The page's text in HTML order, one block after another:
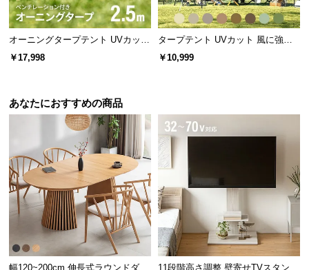
オーニングタープテント UVカット
風に強い 防水 新開発のブラックコ
￥17,998
タープテント UVカット 風に強い
防水 新開発のブラックコーティン
￥10,999
あなたにおすすめの商品
幅120~200cm 伸長式ラウンドダイ 11段階高さ調整 壁寄せTVスタンド